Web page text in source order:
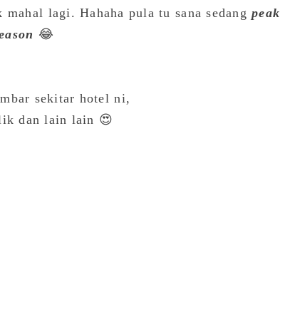
lagi. Hahaha pula tu sana sedangpeak
😂
sekitar hotel ni,
dan lain lain 😍